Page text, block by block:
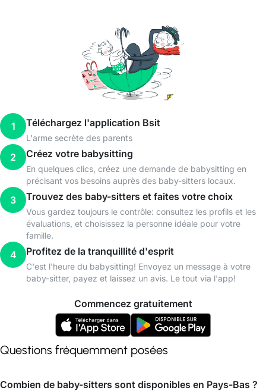
1 Téléchargez l'application Bsit
L'arme secrète des parents
2 Créez votre babysitting
En quelques clics, créez une demande de babysitting en
précisant vos besoins auprès des baby-sitters locaux.
3 Trouvez des baby-sitters et faites votre choix
Vous gardez toujours le contrôle: consultez les profils et les
évaluations, et choisissez la personne idéale pour votre
famille.
4 Profitez de la tranquillité d'esprit
C'est l'heure du babysitting! Envoyez un message à votre
baby-sitter, payez et laissez un avis. Le tout via l'app!
Commencez gratuitement
Questions fréquemment posées
Combien de baby-sitters sont disponibles en Pays-Bas ?